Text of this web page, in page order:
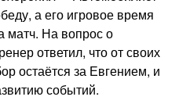
а его игровое время
матч. На вопрос о
ответил, что от своих
остаётся за Евгением, и
событий.